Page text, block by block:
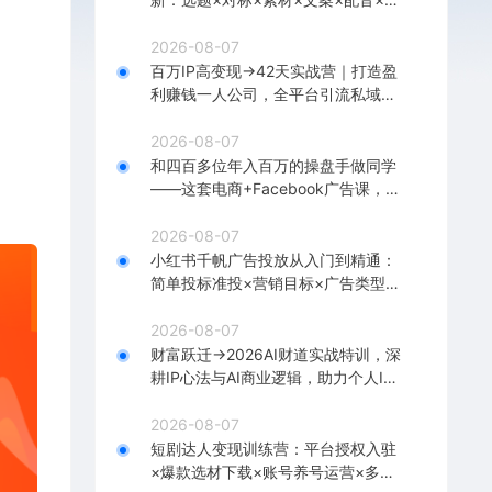
2026-08-07
百万IP高变现→42天实战营｜打造盈
利赚钱一人公司，全平台引流私域转
2026-08-07
和四百多位年入百万的操盘手做同学
——这套电商+Facebook广告课，让
2026-08-07
小红书千帆广告投放从入门到精通：
简单投标准投×营销目标×广告类型×
2026-08-07
财富跃迁→2026AI财道实战特训，深
耕IP心法与AI商业逻辑，助力个人IP
2026-08-07
短剧达人变现训练营：平台授权入驻
×爆款选材下载×账号养号运营×多平